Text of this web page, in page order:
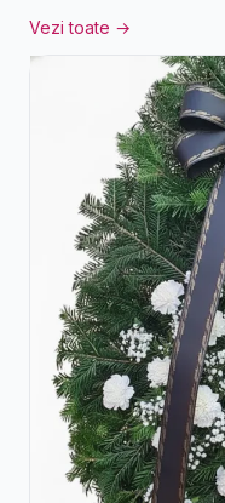
Vezi toate →